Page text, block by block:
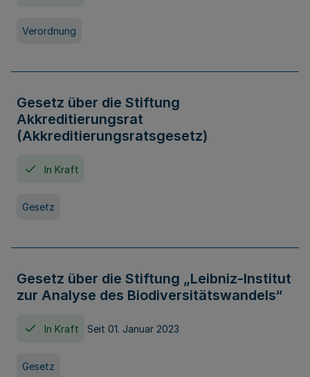
Verordnung
Gesetz über die Stiftung
Akkreditierungsrat
(Akkreditierungsratsgesetz)
In Kraft
Gesetz
Gesetz über die Stiftung „Leibniz-Institut
zur Analyse des Biodiversitätswandels“
In Kraft Seit 01. Januar 2023
Gesetz